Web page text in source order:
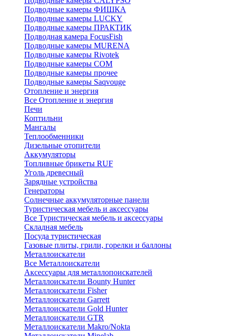
Подводные камеры ФИШКА
Подводные камеры LUCKY
Подводные камеры ПРАКТИК
Подводная камера FocusFish
Подводные камеры MURENA
Подводные камеры Rivotek
Подводные камеры СОМ
Подводные камеры прочее
Подводные камеры Saqvouge
Отопление и энергия
Все Отопление и энергия
Печи
Коптильни
Мангалы
Теплообменники
Дизельные отопители
Аккумуляторы
Топливные брикеты RUF
Уголь древесный
Зарядные устройства
Генераторы
Солнечные аккумуляторные панели
Туристическая мебель и аксессуары
Все Туристическая мебель и аксессуары
Складная мебель
Посуда туристическая
Газовые плиты, грили, горелки и баллоны
Металлоискатели
Все Металлоискатели
Аксессуары для металлопоискателей
Металлоискатели Bounty Hunter
Металлоискатели Fisher
Металлоискатели Garrett
Металлоискатели Gold Hunter
Металлоискатели GTR
Металлоискатели Makro/Nokta